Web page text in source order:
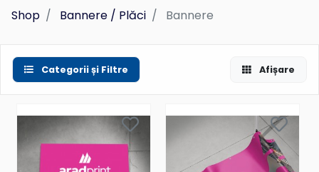
Shop Bannere / Plăci Bannere
Categorii și Filtre Afișare